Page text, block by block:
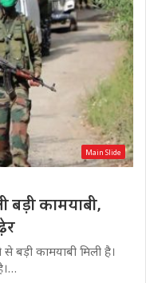
Main Slide
बड़ी कामयाबी,
बड़ी कामयाबी मिली है।